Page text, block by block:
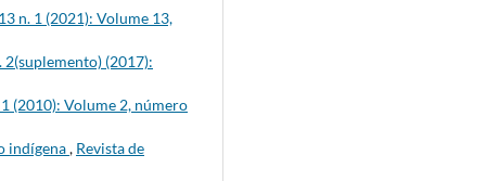
n. 1 (2021): Volume 13,
2(suplemento) (2017):
(2010): Volume 2, número
indígena, Revista de